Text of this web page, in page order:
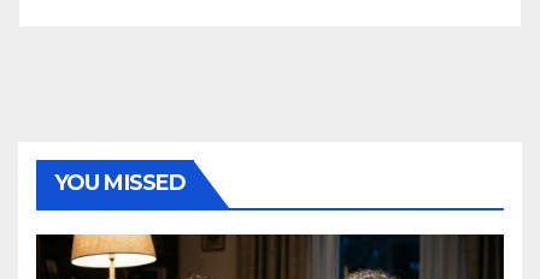
YOU MISSED